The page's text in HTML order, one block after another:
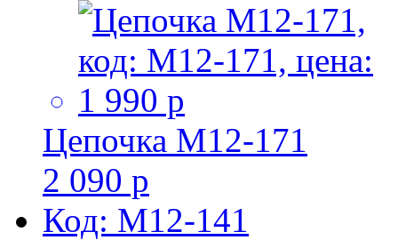
Цепочка M12-171
2 090 р
Код: M12-141